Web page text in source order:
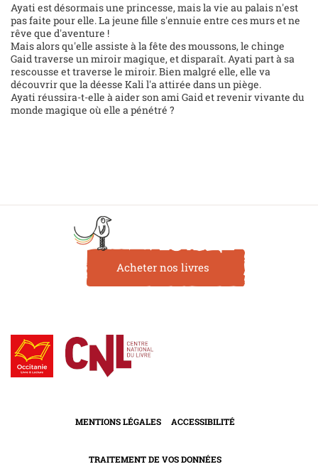
Ayati est désormais une princesse, mais la vie au palais n'est
pas faite pour elle. La jeune fille s'ennuie entre ces murs et ne
rêve que d'aventure !
Mais alors qu'elle assiste à la fête des moussons, le chinge
Gaid traverse un miroir magique, et disparaît. Ayati part à sa
rescousse et traverse le miroir. Bien malgré elle, elle va
découvrir que la déesse Kali l'a attirée dans un piège.
Ayati réussira-t-elle à aider son ami Gaid et revenir vivante du
monde magique où elle a pénétré ?
Acheter nos livres
MENTIONS LÉGALES ACCESSIBILITÉ
TRAITEMENT DE VOS DONNÉES